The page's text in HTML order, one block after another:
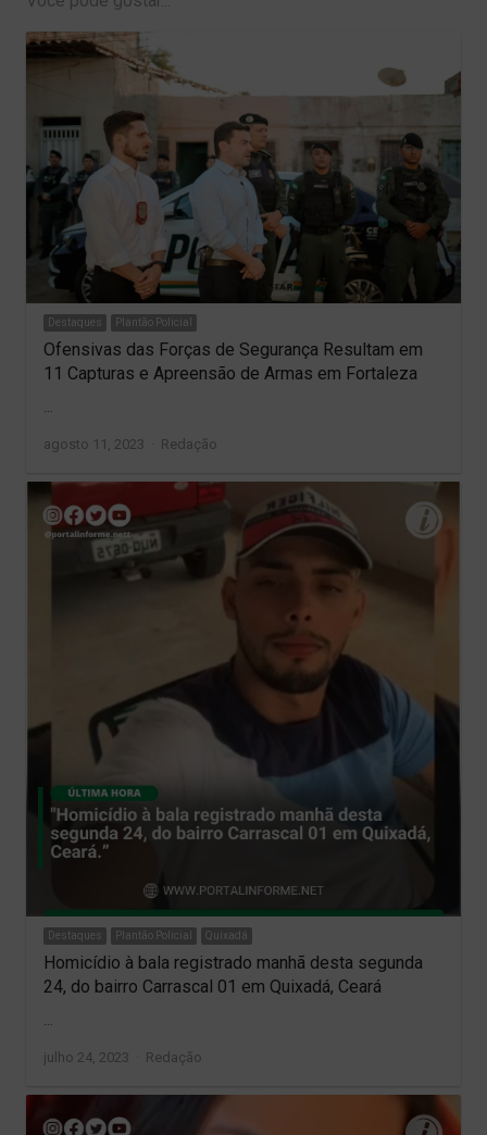
Destaques Plantão Policial
Ofensivas das Forças de Segurança Resultam em
11 Capturas e Apreensão de Armas em Fortaleza
…
agosto 11, 2023 Author
Redação
Destaques Plantão Policial Quixadá
Homicídio à bala registrado manhã desta segunda
24, do bairro Carrascal 01 em Quixadá, Ceará
…
julho 24, 2023 Author
Redação